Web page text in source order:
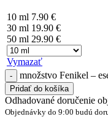
10 ml 7.90 €
30 ml 19.90 €
50 ml 29.90 €
Vymazať
množstvo Fenikel –
Pridať do košíka
Odhadované doručenie
Objednávky do 9:00 budú